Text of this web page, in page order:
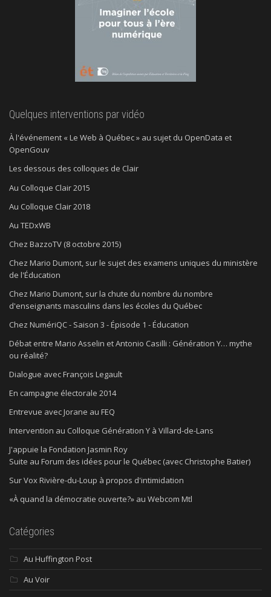
Quelques interventions par vidéo
À l'événement « Le Web à Québec » au sujet du OpenData et
OpenGouv
Les dessous des colloques de Clair
Au Colloque Clair 2015
Au Colloque Clair 2018
Au TEDxWB
Chez BazzoTV (8 octobre 2015)
Chez Mario Dumont, sur le sujet des examens uniques du ministère
de l'Éducation
Chez Mario Dumont, sur la chute du nombre du nombre
d'enseignants masculins dans les écoles du Québec
Chez NumériQC - Saison 3 - Épisode 1 - Éducation
Débat entre Mario Asselin et Antonio Casilli : Génération Y… mythe
ou réalité?
Dialogue avec François Legault
En campagne électorale 2014
Entrevue avec Jorane au FEQ
Intervention au Colloque Génération Y à Villard-de-Lans
J'appuie la Fondation Jasmin Roy
Suite au Forum des idées pour le Québec (avec Christophe Batier)
Sur Vox Rivière-du-Loup à propos d'intimidation
«À quand la démocratie ouverte?» au Webcom Mtl
Catégories
Au Huffington Post
Au Voir